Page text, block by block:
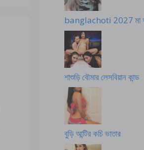
banglachoti 2027 মা
শাশুড়ি বৌমার লেসবিয়ান কান্ড
বুড়ি আন্টির কচি ভাতার